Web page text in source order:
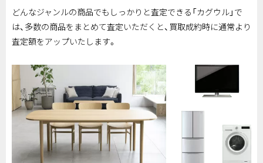
どんなジャンルの商品でもしっかりと査定できる「カグウル」で
は、多数の商品をまとめて査定いただくと、買取成約時に通常より
査定額をアップいたします。